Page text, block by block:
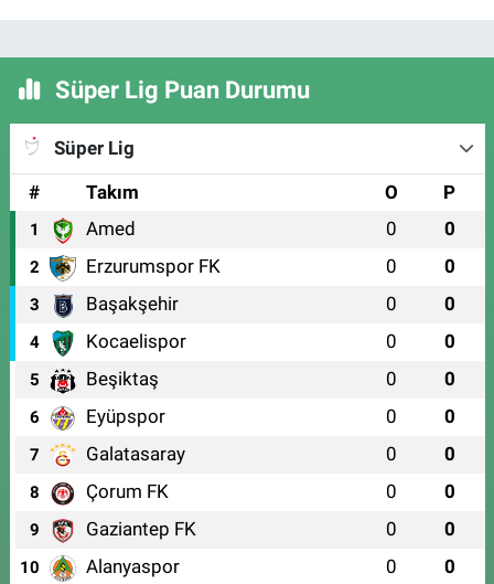
Süper Lig Puan Durumu
Süper Lig
#
Takım O P
1 Amed 0 0
2 Erzurumspor FK 0 0
3 Başakşehir 0 0
4 Kocaelispor 0 0
5 Beşiktaş 0 0
6 Eyüpspor 0 0
7 Galatasaray 0 0
8 Çorum FK 0 0
9 Gaziantep FK 0 0
10 Alanyaspor 0 0